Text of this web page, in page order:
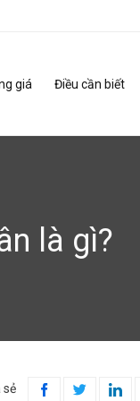
giá Điều cần biết
là gì?
sẻ   